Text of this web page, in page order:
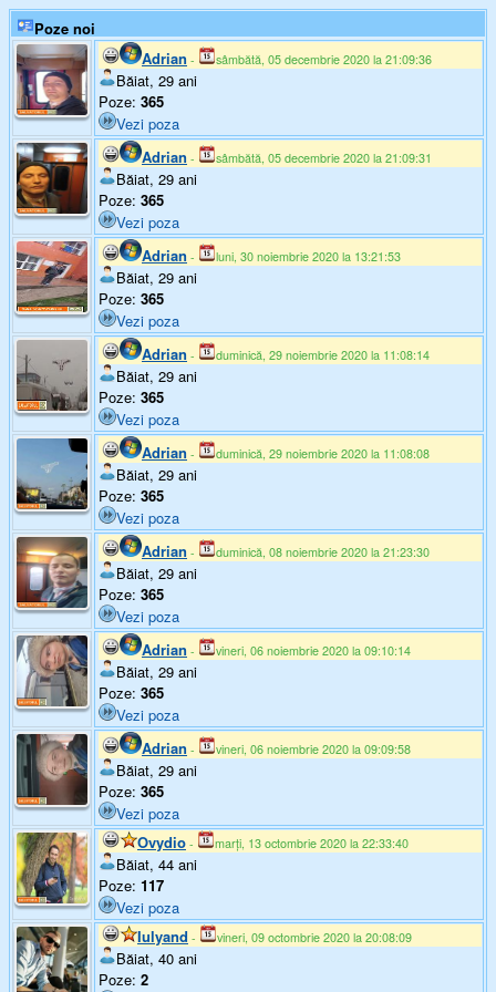
Poze noi
Adrian - sâmbătă, 05 decembrie 2020 la 21:09:36
Băiat, 29 ani
Poze: 365
Vezi poza
Adrian - sâmbătă, 05 decembrie 2020 la 21:09:31
Băiat, 29 ani
Poze: 365
Vezi poza
Adrian - luni, 30 noiembrie 2020 la 13:21:53
Băiat, 29 ani
Poze: 365
Vezi poza
Adrian - duminică, 29 noiembrie 2020 la 11:08:14
Băiat, 29 ani
Poze: 365
Vezi poza
Adrian - duminică, 29 noiembrie 2020 la 11:08:08
Băiat, 29 ani
Poze: 365
Vezi poza
Adrian - duminică, 08 noiembrie 2020 la 21:23:30
Băiat, 29 ani
Poze: 365
Vezi poza
Adrian - vineri, 06 noiembrie 2020 la 09:10:14
Băiat, 29 ani
Poze: 365
Vezi poza
Adrian - vineri, 06 noiembrie 2020 la 09:09:58
Băiat, 29 ani
Poze: 365
Vezi poza
Ovydio - marți, 13 octombrie 2020 la 22:33:40
Băiat, 44 ani
Poze: 117
Vezi poza
Iulyand - vineri, 09 octombrie 2020 la 20:08:09
Băiat, 40 ani
Poze: 2